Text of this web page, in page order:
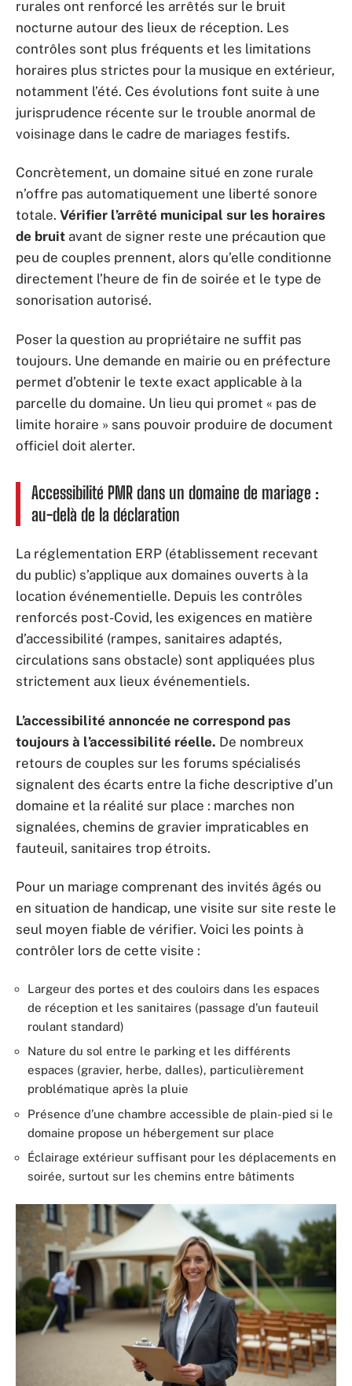
rurales ont renforcé les arrêtés sur le bruit
nocturne autour des lieux de réception. Les
contrôles sont plus fréquents et les limitations
horaires plus strictes pour la musique en extérieur,
notamment l’été. Ces évolutions font suite à une
jurisprudence récente sur le trouble anormal de
voisinage dans le cadre de mariages festifs.
Concrètement, un domaine situé en zone rurale
n’offre pas automatiquement une liberté sonore
totale. Vérifier l’arrêté municipal sur les horaires
de bruit avant de signer reste une précaution que
peu de couples prennent, alors qu’elle conditionne
directement l’heure de fin de soirée et le type de
sonorisation autorisé.
Poser la question au propriétaire ne suffit pas
toujours. Une demande en mairie ou en préfecture
permet d’obtenir le texte exact applicable à la
parcelle du domaine. Un lieu qui promet « pas de
limite horaire » sans pouvoir produire de document
officiel doit alerter.
Accessibilité PMR dans un domaine de mariage :
au-delà de la déclaration
La réglementation ERP (établissement recevant
du public) s’applique aux domaines ouverts à la
location événementielle. Depuis les contrôles
renforcés post-Covid, les exigences en matière
d’accessibilité (rampes, sanitaires adaptés,
circulations sans obstacle) sont appliquées plus
strictement aux lieux événementiels.
L’accessibilité annoncée ne correspond pas
toujours à l’accessibilité réelle. De nombreux
retours de couples sur les forums spécialisés
signalent des écarts entre la fiche descriptive d’un
domaine et la réalité sur place : marches non
signalées, chemins de gravier impraticables en
fauteuil, sanitaires trop étroits.
Pour un mariage comprenant des invités âgés ou
en situation de handicap, une visite sur site reste le
seul moyen fiable de vérifier. Voici les points à
contrôler lors de cette visite :
Largeur des portes et des couloirs dans les espaces
de réception et les sanitaires (passage d’un fauteuil
roulant standard)
Nature du sol entre le parking et les différents
espaces (gravier, herbe, dalles), particulièrement
problématique après la pluie
Présence d’une chambre accessible de plain-pied si le
domaine propose un hébergement sur place
Éclairage extérieur suffisant pour les déplacements en
soirée, surtout sur les chemins entre bâtiments